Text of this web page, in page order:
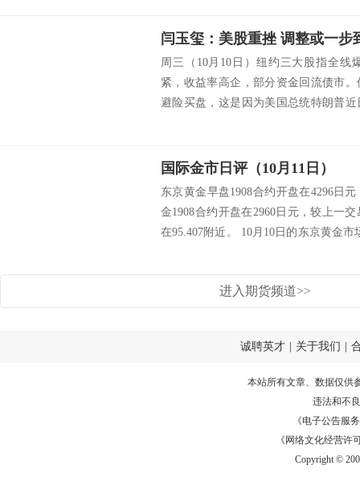
闫玉玺：美股重挫 调整或一步
周三（10月10日）纽约三大股指全线
紧，收益率高企，部分资金回流债市
避险买盘，这是因为美国总统特朗普
国际金市日评（10月11日）
东京黄金早盘1908合约开盘在4296日
金1908合约开盘在2960日元，较上一
在95.407附近。 10月10日的东京黄金
临近美国中期...
进入期货频道>>
诚聘英才 关于我们
本站所有文章、数据仅供
违法和不
《电子公告服务
《网络文化经营许
Copyright ©